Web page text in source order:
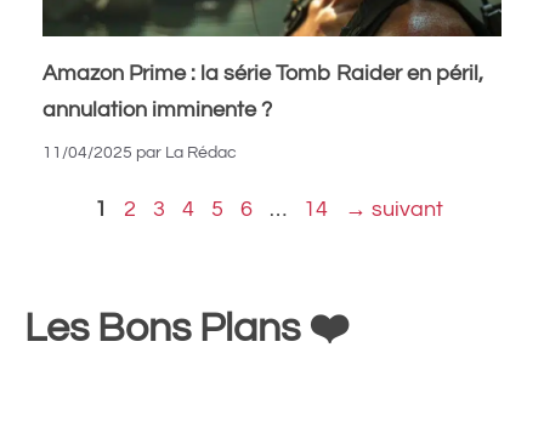
Amazon Prime : la série Tomb Raider en péril,
annulation imminente ?
11/04/2025 par La Rédac
Page
1 Page
2 Page
3 Page
4 Page
5 Page
6 … Page
14 → suivant
Les Bons Plans ❤️